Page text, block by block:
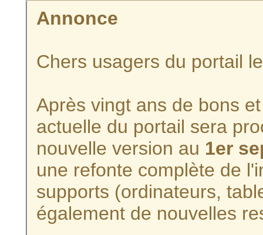
Annonce
Chers usagers du portail
Après vingt ans de bons
actuelle du portail sera
nouvelle version au 1er
une refonte complète de
supports (ordinateurs,
également de nouvelles